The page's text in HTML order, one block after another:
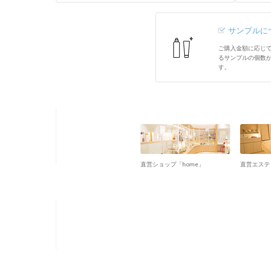
サンプルに
ご購入金額に応じ
るサンプルの個数
す。
直営ショップ「home」 直営エステ